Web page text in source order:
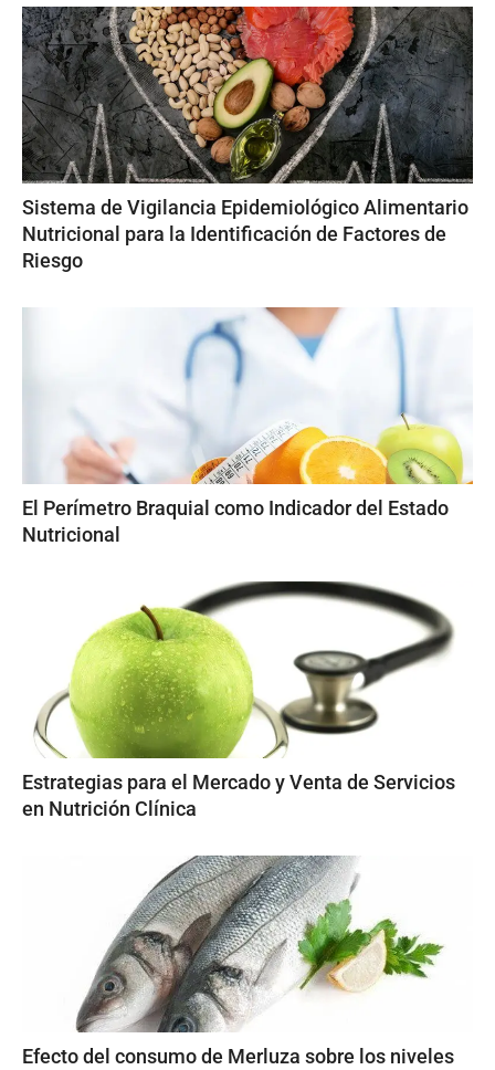
Sistema de Vigilancia Epidemiológico Alimentario
Nutricional para la Identificación de Factores de
Riesgo
El Perímetro Braquial como Indicador del Estado
Nutricional
Estrategias para el Mercado y Venta de Servicios
en Nutrición Clínica
Efecto del consumo de Merluza sobre los niveles